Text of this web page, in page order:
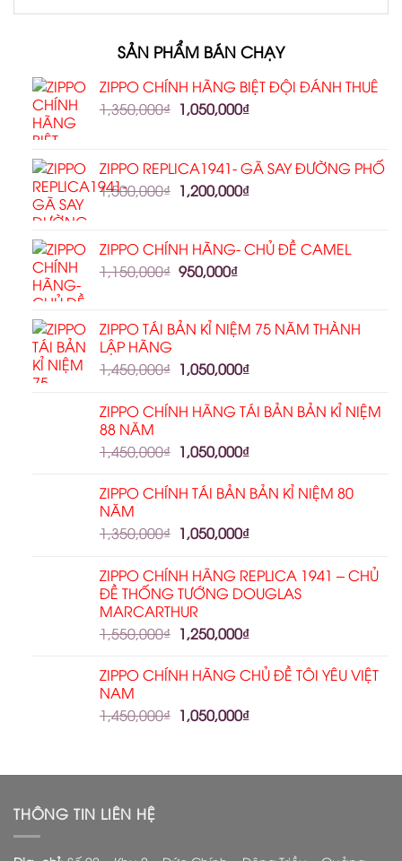
SẢN PHẨM BÁN CHẠY
ZIPPO CHÍNH HÃNG BIỆT ĐỘI ĐÁNH THUÊ
1,350,000₫ 1,050,000₫
ZIPPO REPLICA1941- GÃ SAY ĐƯỜNG PHỐ
1,500,000₫ 1,200,000₫
ZIPPO CHÍNH HÃNG- CHỦ ĐỀ CAMEL
1,150,000₫ 950,000₫
ZIPPO TÁI BẢN KỈ NIỆM 75 NĂM THÀNH
LẬP HÃNG
1,450,000₫ 1,050,000₫
ZIPPO CHÍNH HÃNG TÁI BẢN BẢN KỈ NIỆM
88 NĂM
1,450,000₫ 1,050,000₫
ZIPPO CHÍNH TÁI BẢN BẢN KỈ NIỆM 80
NĂM
1,350,000₫ 1,050,000₫
ZIPPO CHÍNH HÃNG REPLICA 1941 – CHỦ
ĐỀ THỐNG TƯỚNG DOUGLAS
MARCARTHUR
1,550,000₫ 1,250,000₫
ZIPPO CHÍNH HÃNG CHỦ ĐỀ TÔI YÊU VIỆT
NAM
1,450,000₫ 1,050,000₫
THÔNG TIN LIÊN HỆ